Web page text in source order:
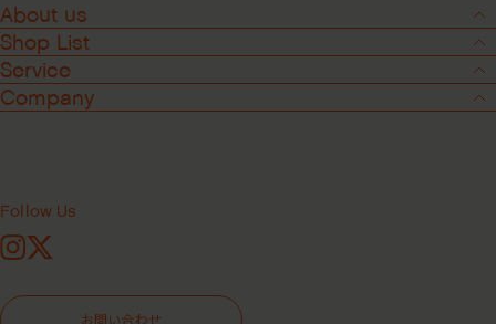
About us
Shop List
Service
Company
Follow Us
Instagram
お問い合わせ
STEP2：ご購入手続きに進む
ら再度「カートを見る」よりショッピングカートに戻り修正ください。
STEP3：商品のお届け先を選択